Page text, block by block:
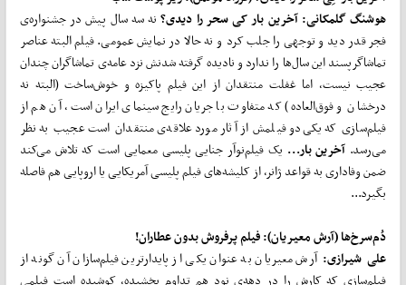
هوشنگ گلمکانی: آخرین بار کی سحر را دیدی؟نه سه سال پیش در جشنواره‌ی
فجر قدر دید و توجهی را جلب کرد و نه حالا در نمایش عمومی. فیلم البته عناصر
تماشاگرپسند این سال‌ها را ندارد و نادیده گرفته شدنش نزد عامه‌ی تماشاگران چندان
عجیب نیست، اما غفلت منتقدان از این فیلم پاکیزه و خوش‌ساخت (البته نه
درخشان و فوق‌العاده) که متفاوت با جریان رایج سینمای ایران است، آن هم از
فیلم‌سازی که یکی‌دو فیلمش از آثار مورد علاقه‌ی منتقدان است عجیب به نظر
می‌رسد. آخرین بار...یک فیلم‌نوآر جنایی پلیسی معمایی است که تلاش می‌کند
ضمن وفاداری به قواعد ژانر، از کلیشه‌های فیلم پلیسی آمریکایی یا اروپایی هم فاصله
بگیرد...
دُمسرخها (آرش معیریان): فیلم پرفروش بدون عطاران!
علی شیرازی: آرش معیریان به عنوان یکی از پایدارترین فیلم‌سازان آن گونه از
فیلم‌سازی که کارش را در دهه‌ی نود هم تداوم بخشیده، کوشیده است فیلمی